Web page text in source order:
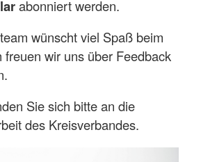
abonniert werden.
wünscht viel Spaß beim
freuen wir uns über Feedback
Sie sich bitte an die
des Kreisverbandes.